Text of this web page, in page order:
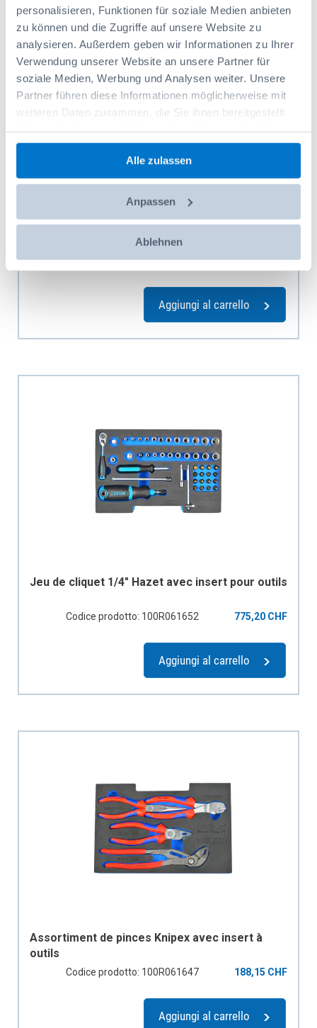
personalisieren, Funktionen für soziale Medien anbieten
zu können und die Zugriffe auf unsere Website zu
analysieren. Außerdem geben wir Informationen zu Ihrer
Verwendung unserer Website an unsere Partner für
soziale Medien, Werbung und Analysen weiter. Unsere
Partner führen diese Informationen möglicherweise mit
weiteren Daten zusammen, die Sie ihnen bereitgestellt
gesammelt haben.
Alle zulassen
Anpassen
Ablehnen
Jeu de douilles 1/2" Hazet avec insert pour
Codice prodotto: 100R061651 627,20 CHF
Aggiungi al carrello
Jeu de cliquet 1/4" Hazet avec insert pour outils
Codice prodotto: 100R061652 775,20 CHF
Aggiungi al carrello
Assortiment de pinces Knipex avec insert à
outils
Codice prodotto: 100R061647 188,15 CHF
Aggiungi al carrello